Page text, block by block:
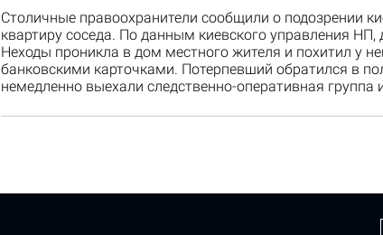
Столичные правоохранители сообщили о подозрении
квартиру соседа. По данным киевского управления
Неходы проникла в дом местного жителя и похитил у
банковскими карточками. Потерпевший обратился в
немедленно выехали следственно-оперативная группа